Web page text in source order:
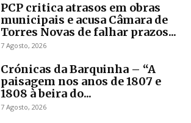
PCP critica atrasos em obras
municipais e acusa Câmara de
Torres Novas de falhar prazos...
7 Agosto, 2026
Crónicas da Barquinha – “A
paisagem nos anos de 1807 e
1808 à beira do...
7 Agosto, 2026